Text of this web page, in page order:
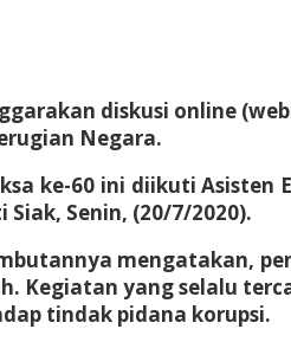
diskusi online
Negara.
ke-60 ini diikuti Asisten
Senin, (20/7/2020).
mengatakan,
Kegiatan yang selalu
tindak pidana korupsi.